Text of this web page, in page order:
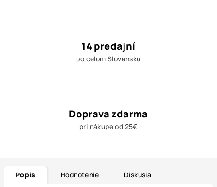
14 predajní
po celom Slovensku
Doprava zdarma
pri nákupe od 25€
Popis Hodnotenie Diskusia